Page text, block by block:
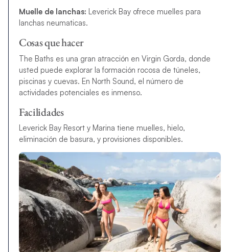
Muelle de lanchas: Leverick Bay ofrece muelles para
lanchas neumaticas.
Cosas que hacer
The Baths es una gran atracción en Virgin Gorda, donde
usted puede explorar la formación rocosa de túneles,
piscinas y cuevas. En North Sound, el número de
actividades potenciales es inmenso.
Facilidades
Leverick Bay Resort y Marina tiene muelles, hielo,
eliminación de basura, y provisiones disponibles.